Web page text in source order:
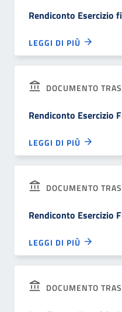
Rendiconto Esercizio
LEGGI DI PIÙ
DOCUMENTO
Rendiconto Esercizio
LEGGI DI PIÙ
DOCUMENTO
Rendiconto Esercizio
LEGGI DI PIÙ
DOCUMENTO